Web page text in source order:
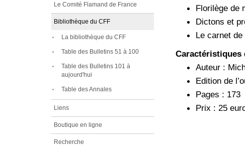
Le Comité Flamand de France
Bibliothèque du CFF
La bibliothèque du CFF
Table des Bulletins 51 à 100
Table des Bulletins 101 à
aujourd'hui
Table des Annales
Liens
Boutique en ligne
Recherche
Florilège de
Dictons et
Le carnet
Caractéristiques
Auteur :
Edition de
Pages : 173
Prix : 25